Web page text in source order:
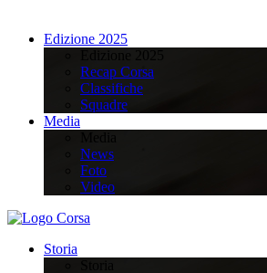
Edizione 2025
Recap Corsa
Classifiche
Squadre
Media
News
Foto
Video
Storia